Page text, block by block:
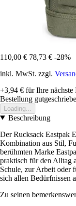
110,00 € 78,73 € -28%
inkl. MwSt. zzgl.
+3,94 € für Ihre nächste
Bestellung
Loading...
Beschreibung
Der Rucksack Eastpak
Kombination aus Stil,
berühmten Marke
praktisch für den Alltag
Schule, zur Arbeit oder
sich allen Bedürfnissen
Zu seinen